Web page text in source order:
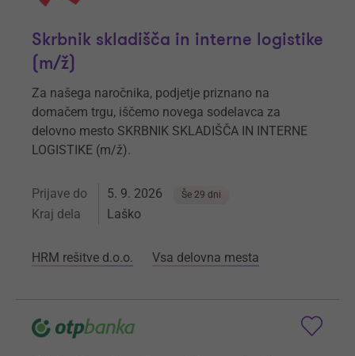
Skrbnik skladišča in interne logistike
(m/ž)
Za našega naročnika, podjetje priznano na
domačem trgu, iščemo novega sodelavca za
delovno mesto SKRBNIK SKLADIŠČA IN INTERNE
LOGISTIKE (m/ž).
Prijave do 5. 9. 2026 Še 29 dni
Kraj dela Laško
HRM rešitve d.o.o. Vsa delovna mesta